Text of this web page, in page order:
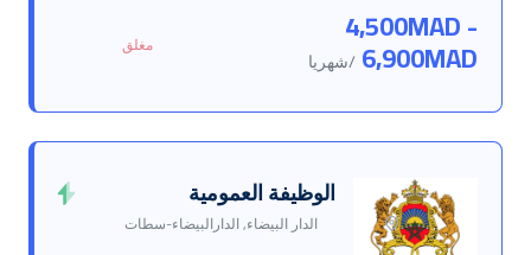
4,500MAD -
6,900MAD /شهريا
مغلق
الوظيفة العمومية
الدار البيضاء, الدارالبيضاء-سطات